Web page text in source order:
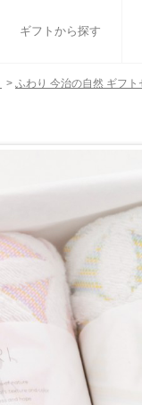
ギフトから探す
> ふわり 今治の自然 ギフ